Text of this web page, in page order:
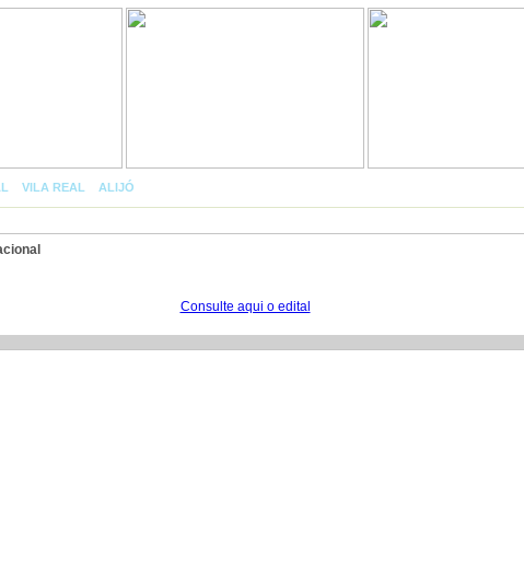
VILA REAL ALIJÓ
Consulte aqui o edital